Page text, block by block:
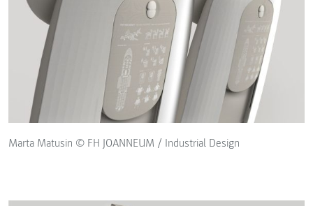
Marta Matusin © FH JOANNEUM / Industrial Design